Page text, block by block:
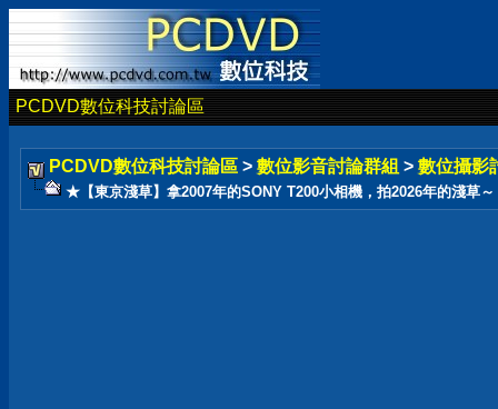
PCDVD數位科技討論區
PCDVD數位科技討論區 > 數位影音討論群組 > 數位攝影
★【東京淺草】拿2007年的SONY T200小相機，拍2026年的淺草～